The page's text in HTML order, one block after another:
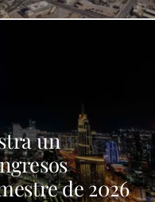
un
de 2026